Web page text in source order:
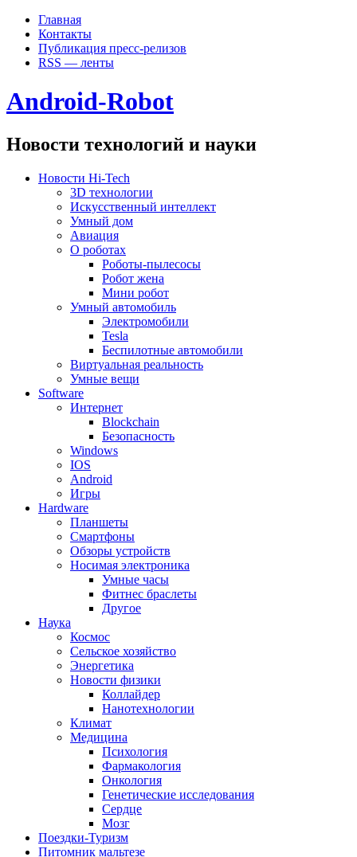
Главная
Контакты
Публикация пресс-релизов
RSS — ленты
Android-Robot
Новости технологий и науки
Новости Hi-Tech
3D технологии
Искусственный интеллект
Умный дом
Авиация
О роботах
Роботы-пылесосы
Робот жена
Мини робот
Умный автомобиль
Электромобили
Tesla
Беспилотные автомобили
Виртуальная реальность
Умные вещи
Software
Интернет
Blockchain
Безопасность
Windows
IOS
Android
Игры
Hardware
Планшеты
Смартфоны
Обзоры устройств
Носимая электроника
Умные часы
Фитнес браслеты
Другое
Наука
Космос
Сельское хозяйство
Энергетика
Новости физики
Коллайдер
Нанотехнологии
Климат
Медицина
Психология
Фармакология
Онкология
Генетические исследования
Сердце
Мозг
Поездки-Туризм
Питомник мальтезе